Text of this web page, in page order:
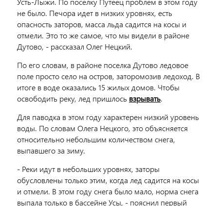
не было. Печора идет в низких уровнях, есть
опасность заторов, масса льда садится на косы и
отмели. Это то же самое, что мы видели в районе
Дутово, - рассказал Олег Нецкий.
По его словам, в районе поселка Дутово ледовое
поле просто село на остров, заторомозив ледоход. В
итоге в воде оказались 15 жилых домов. Чтобы
освободить реку, лед пришлось взрывать.
Для паводка в этом году характерен низкий уровень
воды. По словам Олега Нецкого, это объясняется
относительно небольшим количеством снега,
выпавшего за зиму.
- Реки идут в небольших уровнях, заторы
обусловлены только этим, когда лед садится на косы
и отмели. В этом году снега было мало, норма снега
выпала только в бассейне Усы, - пояснил первый